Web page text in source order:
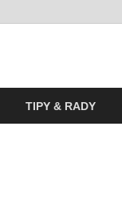
TIPY & RADY